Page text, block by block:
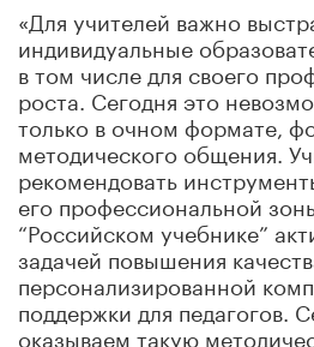
«Для учителей важно
индивидуальные
в том числе для своего
роста. Сегодня это
только в очном формате,
методического общения.
рекомендовать
его профессиональной
“Российском учебнике”
задачей повышения
персонализированной
поддержки для педагогов.
оказываем такую